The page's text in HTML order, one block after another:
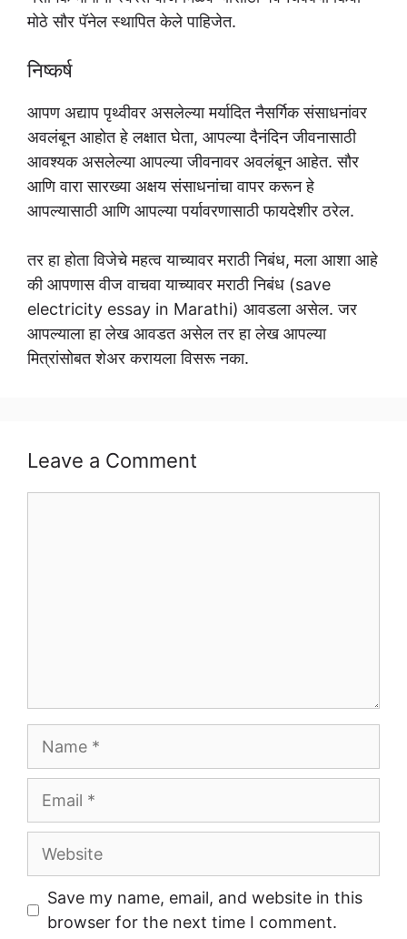
मोठे सौर पॅनेल स्थापित केले पाहिजेत.
निष्कर्ष
आपण अद्याप पृथ्वीवर असलेल्या मर्यादित नैसर्गिक संसाधनांवर
अवलंबून आहोत हे लक्षात घेता, आपल्या दैनंदिन जीवनासाठी
आवश्यक असलेल्या आपल्या जीवनावर अवलंबून आहेत. सौर
आणि वारा सारख्या अक्षय संसाधनांचा वापर करून हे
आपल्यासाठी आणि आपल्या पर्यावरणासाठी फायदेशीर ठरेल.
तर हा होता विजेचे महत्व याच्यावर मराठी निबंध, मला आशा आहे
की आपणास वीज वाचवा याच्यावर मराठी निबंध (save
electricity essay in Marathi) आवडला असेल. जर
आपल्याला हा लेख आवडत असेल तर हा लेख आपल्या
मित्रांसोबत शेअर करायला विसरू नका.
Leave a Comment
Name
Email
Website
Save my name, email, and website in this
browser for the next time I comment.